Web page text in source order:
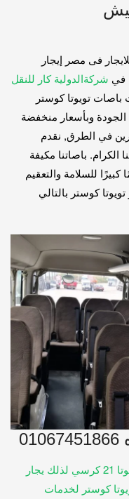
فى مصر إيجار
شركةالدولية كار للنقل
باصات تويوتا كوستر
الجودة وبأسعار منخفضة
في الطرق, نقدم
باصاتنا مكيفة
للسلامة والتعقيم
كوستر بالتالي
تويوتا 21 كرسي لذلك يجار
كوستر لخدمات